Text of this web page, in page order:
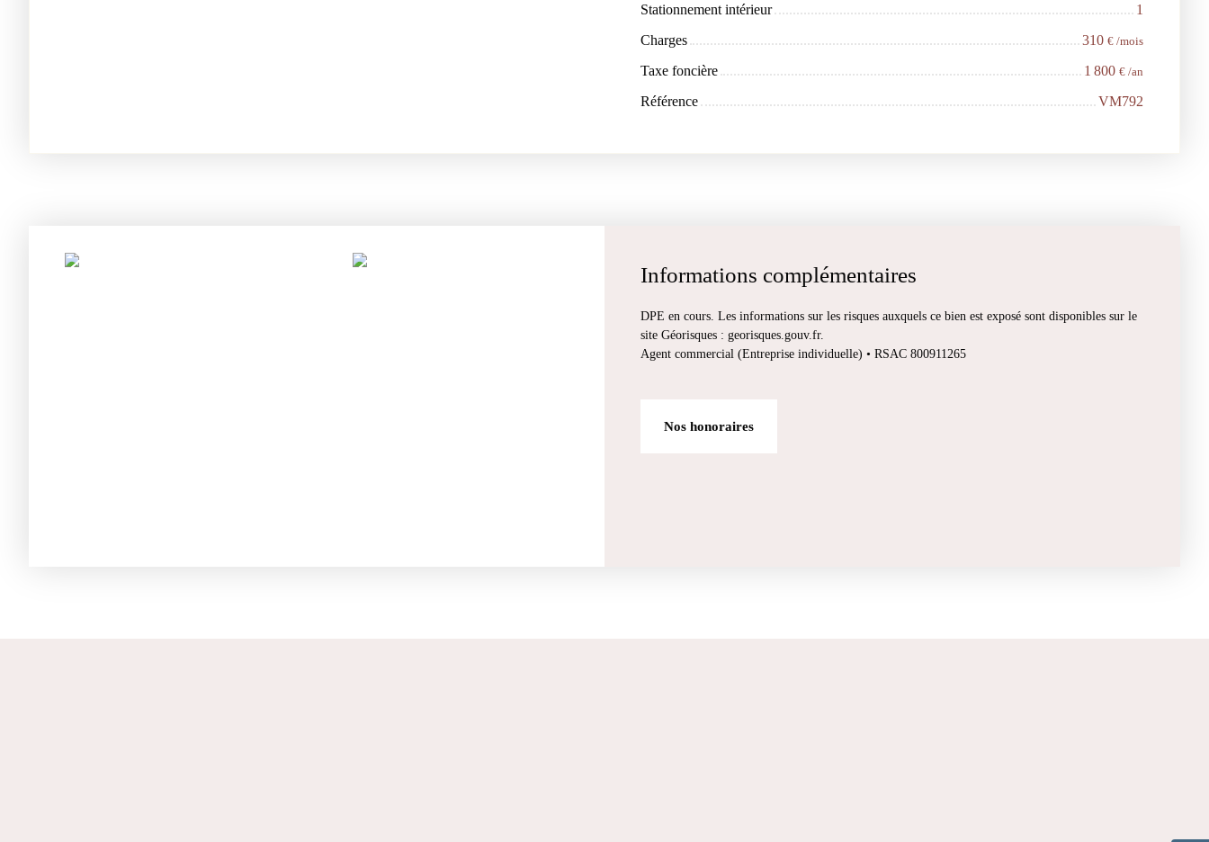
Stationnement intérieur
1
Charges
310 € /mois
Taxe foncière 1 800 € /an
Référence VM792
Informations complémentaires
DPE en cours. Les informations sur les risques auxquels ce bien est exposé sont disponibles sur le
site Géorisques : georisques.gouv.fr.
Agent commercial (Entreprise individuelle) • RSAC 800911265
Nos honoraires